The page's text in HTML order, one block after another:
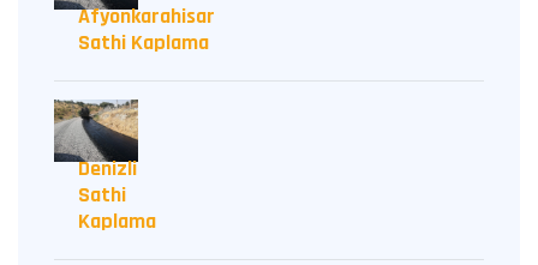
Afyonkarahisar
Sathi Kaplama
Denizli
Sathi
Kaplama